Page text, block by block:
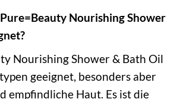
Nourishing Shower
Nourishing Shower & Bath Oil
geeignet, besonders aber
empfindliche Haut. Es ist die